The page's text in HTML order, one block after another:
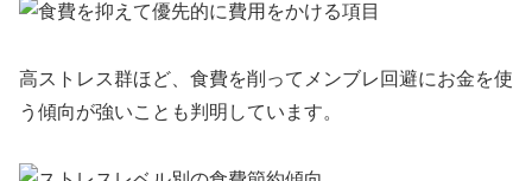
高ストレス群ほど、食費を削ってメンブレ回避にお金を使
う傾向が強いことも判明しています。